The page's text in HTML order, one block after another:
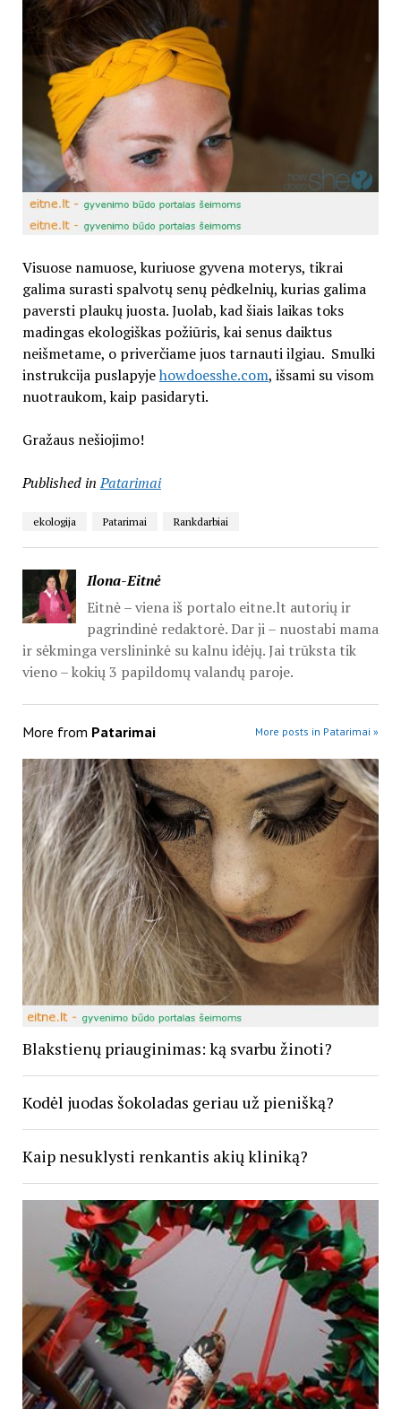
Visuose namuose, kuriuose gyvena moterys, tikrai
galima surasti spalvotų senų pėdkelnių, kurias galima
paversti plaukų juosta. Juolab, kad šiais laikas toks
madingas ekologiškas požiūris, kai senus daiktus
neišmetame, o priverčiame juos tarnauti ilgiau. Smulki
instrukcija puslapyjehowdoesshe.com, išsami su visom
nuotraukom, kaip pasidaryti.
Gražaus nešiojimo!
Published in Patarimai
ekologija Patarimai Rankdarbiai
Ilona-Eitnė
Eitnė – viena iš portalo eitne.lt autorių ir
pagrindinė redaktorė. Dar ji – nuostabi mama
ir sėkminga verslininkė su kalnu idėjų. Jai trūksta tik
vieno – kokių 3 papildomų valandų paroje.
More from Patarimai More posts in Patarimai »
Blakstienų priauginimas: ką svarbu žinoti?
Kodėl juodas šokoladas geriau už pienišką?
Kaip nesuklysti renkantis akių kliniką?